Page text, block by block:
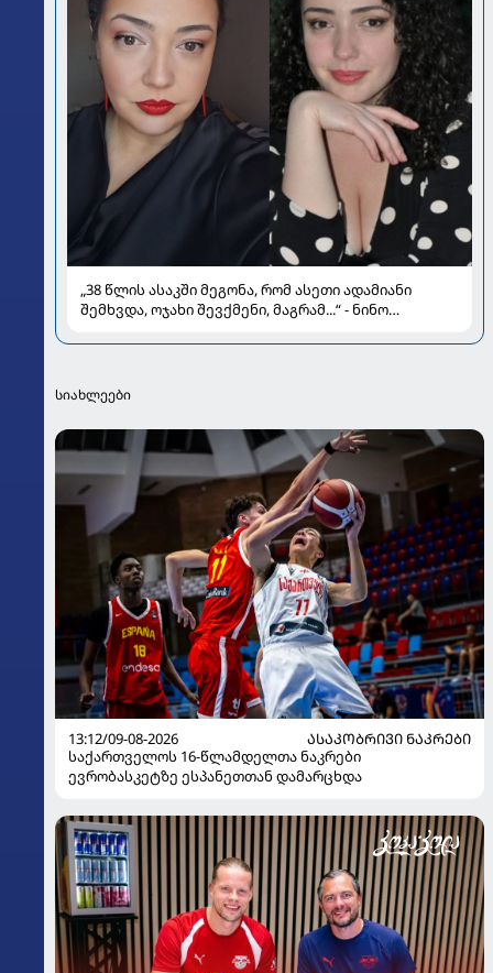
„38 წლის ასაკში მეგონა, რომ ასეთი ადამიანი
შემხვდა, ოჯახი შევქმენი, მაგრამ...“ - ნინო
სიახლეები
13:12/09-08-2026
ᲐᲡᲐᲙᲝᲑᲠᲘᲕᲘ ᲜᲐᲙᲠᲔᲑᲘ
საქართველოს 16-წლამდელთა ნაკრები
ევრობასკეტზე ესპანეთთან დამარცხდა